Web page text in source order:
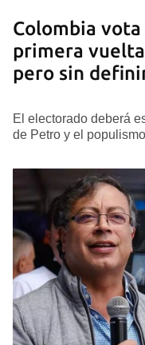
Colombia
primera
pero sin
El electorado deberá
de Petro y el